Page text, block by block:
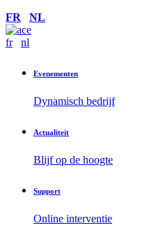
FR
NL
fr nl
Evenementen
Dynamisch bedrijf
Actualiteit
Blijf op de hoogte
Support
Online interventie